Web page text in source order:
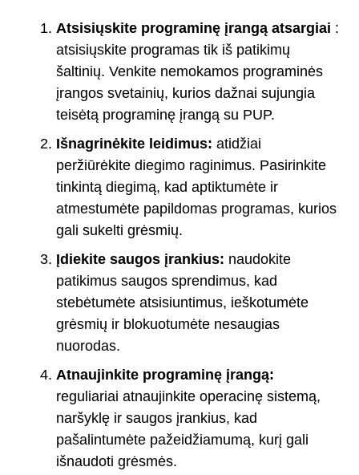
Atsisiųskite programinę įrangą atsargiai :
atsisiųskite programas tik iš patikimų
šaltinių. Venkite nemokamos programinės
įrangos svetainių, kurios dažnai sujungia
teisėtą programinę įrangą su PUP.
Išnagrinėkite leidimus: atidžiai
peržiūrėkite diegimo raginimus. Pasirinkite
tinkintą diegimą, kad aptiktumėte ir
atmestumėte papildomas programas, kurios
gali sukelti grėsmių.
Įdiekite saugos įrankius: naudokite
patikimus saugos sprendimus, kad
stebėtumėte atsisiuntimus, ieškotumėte
grėsmių ir blokuotumėte nesaugias
nuorodas.
Atnaujinkite programinę įrangą:
reguliariai atnaujinkite operacinę sistemą,
naršyklę ir saugos įrankius, kad
pašalintumėte pažeidžiamumą, kurį gali
išnaudoti grėsmės.